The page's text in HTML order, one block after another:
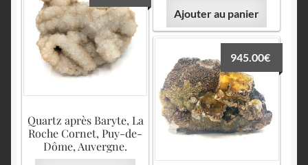
Ajouter au panier
Quartz après Baryte, La
Roche Cornet, Puy-de-
Dôme, Auvergne.
945.00€